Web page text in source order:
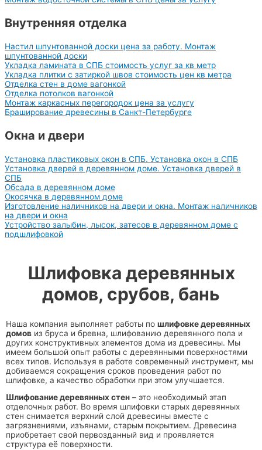
Внутренняя отделка
Настил шпунтованной доски цена за работу. Монтаж
шпунтованной доски
Укладка ламината в СПБ стоимость услуг за кв метр
Укладка плитки с затиркой швов стоимость цен кв метра
Отделка стен в доме вагонкой
Отделка потолков вагонкой
Монтаж каркасных перегородок цена за услугу
Браширование древесины в Санкт-Петербурге
Окна и двери
Установка пластиковых окон в СПБ. Установка окон в СПБ
Установка дверей в деревянном доме. Установка дверей в
СПБ
Обсада в деревянном доме
Окосячка в деревянном доме
Изготовление наличников на двери и окна. Монтаж наличников
на двери и окна
Устройство залыбин, лысок, затесов в деревянном доме с
подшлифовкой
Шлифовка деревянных
домов, срубов, бань
Наша компания выполняет работы по шлифовке деревянных
домов из бруса и бревна, шлифованию деревянного пола и
других конструктивных элементов дома из древесины. Мы
имеем большой опыт работы с деревянными поверхностями
всех типов. Используя в работе современный инструмент, мы
добиваемся сокращения сроков проведения работ по
шлифовке, а качество обработки при этом улучшается.
Шлифование деревянных стен – это необходимый этап
отделочных работ. Во время шлифовки старых деревянных
стен снимается верхний слой древесины вместе с
загрязнениями, изъянами, старым покрытием. Древесина
приобретает свой первозданный вид и проявляется
структура её поверхности.